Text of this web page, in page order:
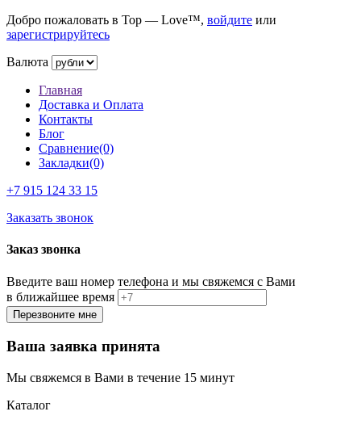
Добро пожаловать в Top — Love™, войдите или
зарегистрируйтесь
Валюта
Главная
Доставка и Оплата
Контакты
Блог
Сравнение(0)
Закладки(0)
+7 915 124 33 15
Заказать звонок
Заказ звонка
Введите ваш номер телефона и мы свяжемся с Вами
в ближайшее время
Ваша заявка принята
Мы свяжемся в Вами в течение 15 минут
Каталог